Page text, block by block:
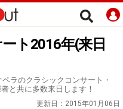
ト2016年(来日
ラのクラシックコンサート・
と共に多数来日します！
更新日： 2015年01月06日